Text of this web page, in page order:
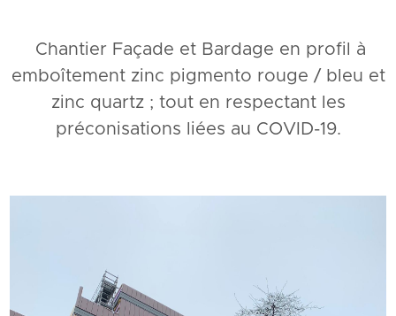
Chantier Façade et Bardage en profil à
emboîtement zinc pigmento rouge / bleu et
zinc quartz ; tout en respectant les
préconisations liées au COVID-19.